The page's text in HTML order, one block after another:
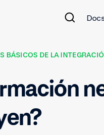
BÁSICOS DE LA